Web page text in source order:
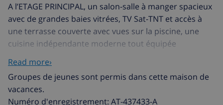
A l’ETAGE PRINCIPAL, un salon-salle à manger spacieux
avec de grandes baies vitrées, TV Sat-TNT et accès à
une terrasse couverte avec vues sur la piscine, une
cuisine indépendante moderne tout équipée
chacune deux lits simples, 1 chambre avec un lit
double, 1 chambre avec un lit double et salle de bain
en suite et enfin une salle de bain avec baignoire et un
Read more›
Groupes de jeunes sont permis dans cette maison de
vacances.
Numéro d'enregistrement: AT-437433-A